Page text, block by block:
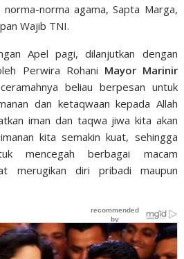
norma agama, Sapta Marga,
Wajib TNI.
Apel pagi, dilanjutkan dengan
Perwira Rohani Mayor Marinir
beliau berpesan untuk
dan ketaqwaan kepada Allah
iman dan taqwa jiwa kita akan
kita semakin kuat, sehingga
mencegah berbagai macam
merugikan diri pribadi maupun